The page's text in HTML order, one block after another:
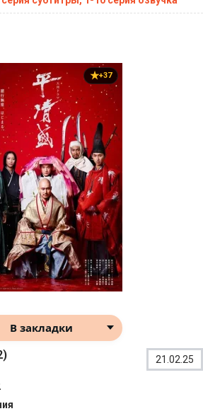
+37
В закладки
21.02.25